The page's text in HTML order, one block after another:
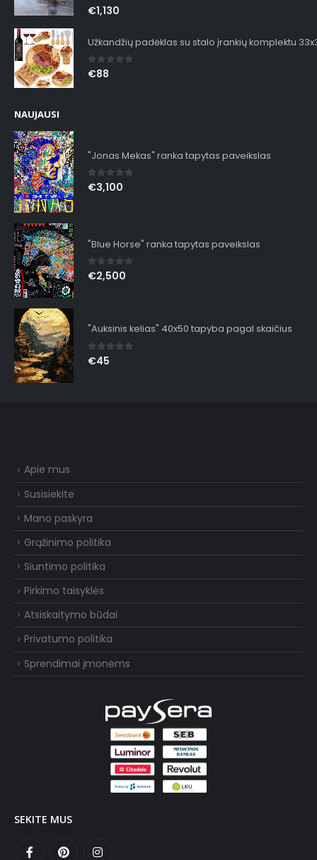
0out of 5
€1,130
Užkandžių padėklas su stalo įrankių komplektu
0out of 5
€88
NAUJAUSI
"Jonas Mekas" ranka tapytas paveikslas
0out of 5
€3,100
"Blue Horse" ranka tapytas paveikslas
0out of 5
€2,500
"Auksinis kelias" 40x50 tapyba pagal skaičius
0out of 5
€45
Apie mus
Susisiekite
Mano paskyra
Grąžinimo politika
Siuntimo politika
Pirkimo taisyklės
Atsiskaitymo būdai
Privatumo politika
Sprendimai įmonėms
SEKITE MUS